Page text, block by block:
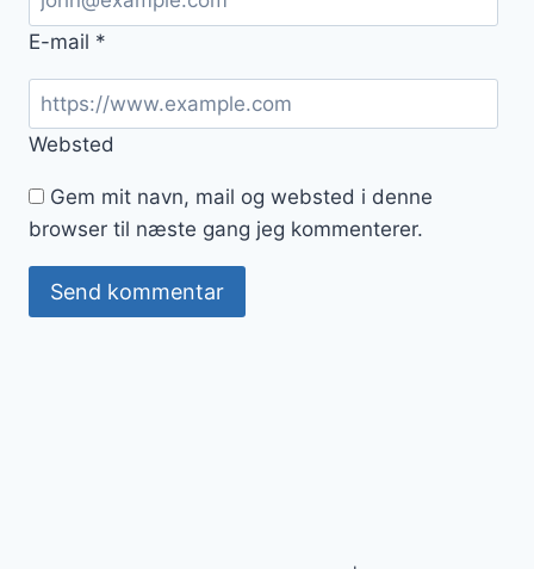
E-mail *
Websted
Gem mit navn, mail og websted i denne
browser til næste gang jeg kommenterer.